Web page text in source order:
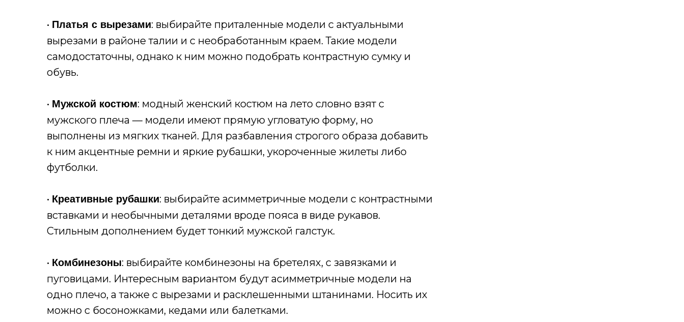
• Платья с вырезами: выбирайте приталенные модели с актуальными
вырезами в районе талии и с необработанным краем. Такие модели
самодостаточны, однако к ним можно подобрать контрастную сумку и
обувь.
• Мужской костюм: модный женский костюм на лето словно взят с
мужского плеча — модели имеют прямую угловатую форму, но
выполнены из мягких тканей. Для разбавления строгого образа добавить
к ним акцентные ремни и яркие рубашки, укороченные жилеты либо
футболки.
• Креативные рубашки: выбирайте асимметричные модели с контрастными
вставками и необычными деталями вроде пояса в виде рукавов.
Стильным дополнением будет тонкий мужской галстук.
• Комбинезоны: выбирайте комбинезоны на бретелях, с завязками и
пуговицами. Интересным вариантом будут асимметричные модели на
одно плечо, а также с вырезами и расклешенными штанинами. Носить их
можно с босоножками, кедами или балетками.